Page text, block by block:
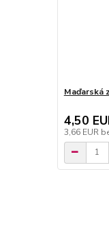
Maďarská
4,50
3,66 EUR